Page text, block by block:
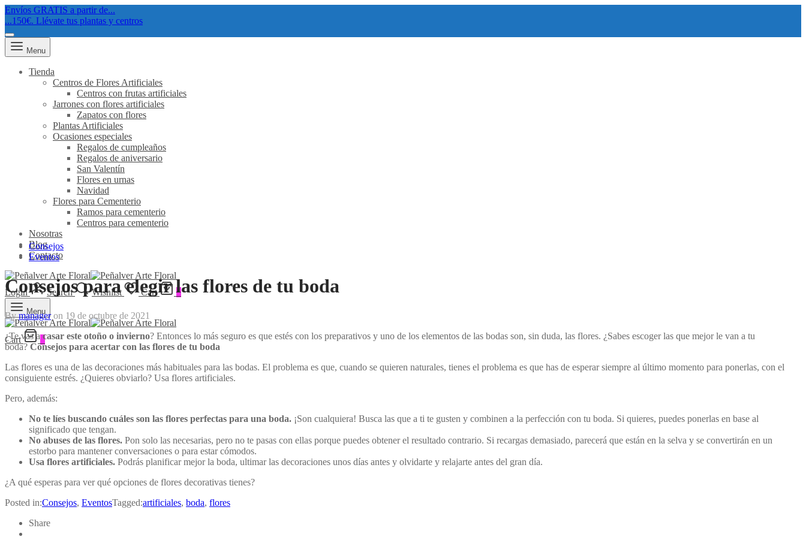
Envíos GRATIS a partir de...
...150€. Llévate tus plantas y centros
Menu
Tienda
Centros de Flores Artificiales
Centros con frutas artificiales
Jarrones con flores artificiales
Zapatos con flores
Plantas Artificiales
Ocasiones especiales
Regalos de cumpleaños
Regalos de aniversario
San Valentín
Flores en urnas
Navidad
Flores para Cementerio
Ramos para cementerio
Centros para cementerio
Nosotras
Blog
Contacto
Login Search Wishlist Cart 0
Menu
Cart 0
Consejos
Eventos
Consejos para elegir las flores de tu boda
Bymanageron 19 de octubre de 2021
¿Te vas acasar este otoño o invierno? Entonces lo más seguro es que estés con los preparativos y uno de los elementos de las bodas son, sin duda, las flores. ¿Sabes escoger las que mejor le van a tu
boda? Consejos para acertar con las flores de tu boda
Las flores es una de las decoraciones más habituales para las bodas. El problema es que, cuando se quieren naturales, tienes el problema es que has de esperar siempre al último momento para ponerlas, con el
consiguiente estrés. ¿Quieres obviarlo? Usa flores artificiales.
Pero, además:
No te líes buscando cuáles son las flores perfectas para una boda. ¡Son cualquiera! Busca las que a ti te gusten y combinen a la perfección con tu boda. Si quieres, puedes ponerlas en base al
significado que tengan.
No abuses de las flores. Pon solo las necesarias, pero no te pasas con ellas porque puedes obtener el resultado contrario. Si recargas demasiado, parecerá que están en la selva y se convertirán en un
estorbo para mantener conversaciones o para estar cómodos.
Usa flores artificiales. Podrás planificar mejor la boda, ultimar las decoraciones unos días antes y olvidarte y relajarte antes del gran día.
¿A qué esperas para ver qué opciones de flores decorativas tienes?
Posted in:Consejos, EventosTagged:artificiales, boda, flores
Share